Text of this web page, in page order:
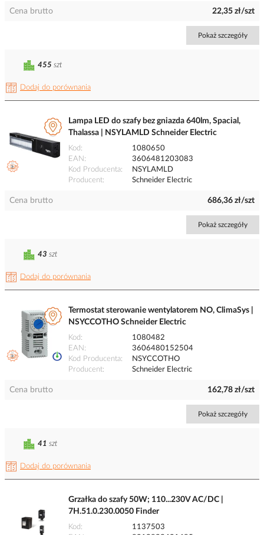
Cena brutto 22,35 zł/szt
Pokaż szczegóły
Dodaj do porównania
455 szt
Lampa LED do szafy bez gniazda 640lm, Spacial,
Thalassa | NSYLAMLD Schneider Electric
Kod
1080650
EAN
3606481203083
Kod Producenta
NSYLAMLD
Producent
Schneider Electric
Cena brutto 686,36 zł/szt
Pokaż szczegóły
Dodaj do porównania
43 szt
Termostat sterowanie wentylatorem NO, ClimaSys |
NSYCCOTHO Schneider Electric
Kod
1080482
EAN
3606480152504
Kod Producenta
NSYCCOTHO
Producent
Schneider Electric
Cena brutto 162,78 zł/szt
Pokaż szczegóły
Dodaj do porównania
41 szt
Grzałka do szafy 50W; 110...230V AC/DC |
7H.51.0.230.0050 Finder
Kod
1137503